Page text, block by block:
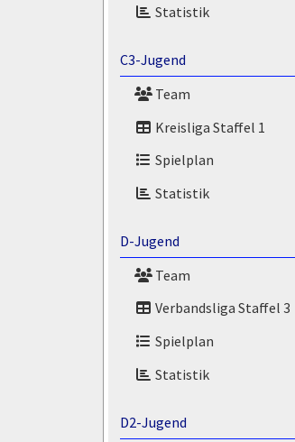
Statistik
C3-Jugend
Team
Kreisliga Staffel 1
Spielplan
Statistik
D-Jugend
Team
Verbandsliga Staffel 3
Spielplan
Statistik
D2-Jugend